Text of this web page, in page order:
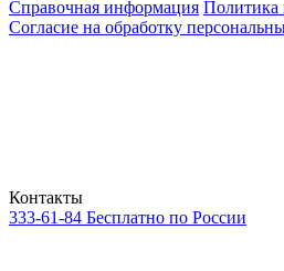
Справочная информация Политика
Согласие на обработку
Контакты
333-61-84 Бесплатно по России